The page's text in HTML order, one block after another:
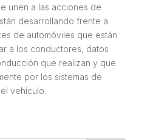
unen a las acciones de
desarrollando frente a
de automóviles que están
a los conductores, datos
que realizan y que
por los sistemas de
vehículo.